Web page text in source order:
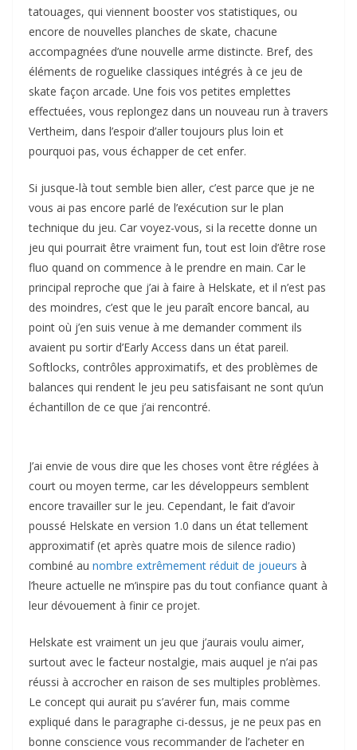
tatouages, qui viennent booster vos statistiques, ou
encore de nouvelles planches de skate, chacune
accompagnées d’une nouvelle arme distincte. Bref, des
éléments de roguelike classiques intégrés à ce jeu de
skate façon arcade. Une fois vos petites emplettes
effectuées, vous replongez dans un nouveau run à travers
Vertheim, dans l’espoir d’aller toujours plus loin et
pourquoi pas, vous échapper de cet enfer.
Si jusque-là tout semble bien aller, c’est parce que je ne
vous ai pas encore parlé de l’exécution sur le plan
technique du jeu. Car voyez-vous, si la recette donne un
jeu qui pourrait être vraiment fun, tout est loin d’être rose
fluo quand on commence à le prendre en main. Car le
principal reproche que j’ai à faire à Helskate, et il n’est pas
des moindres, c’est que le jeu paraît encore bancal, au
point où j’en suis venue à me demander comment ils
avaient pu sortir d’Early Access dans un état pareil.
Softlocks, contrôles approximatifs, et des problèmes de
balances qui rendent le jeu peu satisfaisant ne sont qu’un
échantillon de ce que j’ai rencontré.
J’ai envie de vous dire que les choses vont être réglées à
court ou moyen terme, car les développeurs semblent
encore travailler sur le jeu. Cependant, le fait d’avoir
poussé Helskate en version 1.0 dans un état tellement
approximatif (et après quatre mois de silence radio)
combiné au nombre extrêmement réduit de joueurs à
l’heure actuelle ne m’inspire pas du tout confiance quant à
leur dévouement à finir ce projet.
Helskate est vraiment un jeu que j’aurais voulu aimer,
surtout avec le facteur nostalgie, mais auquel je n’ai pas
réussi à accrocher en raison de ses multiples problèmes.
Le concept qui aurait pu s’avérer fun, mais comme
expliqué dans le paragraphe ci-dessus, je ne peux pas en
bonne conscience vous recommander de l’acheter en